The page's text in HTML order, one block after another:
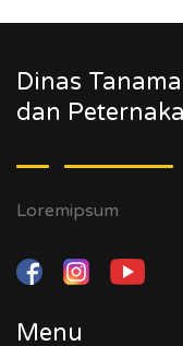
Dinas
dan
Loremipsum
Menu